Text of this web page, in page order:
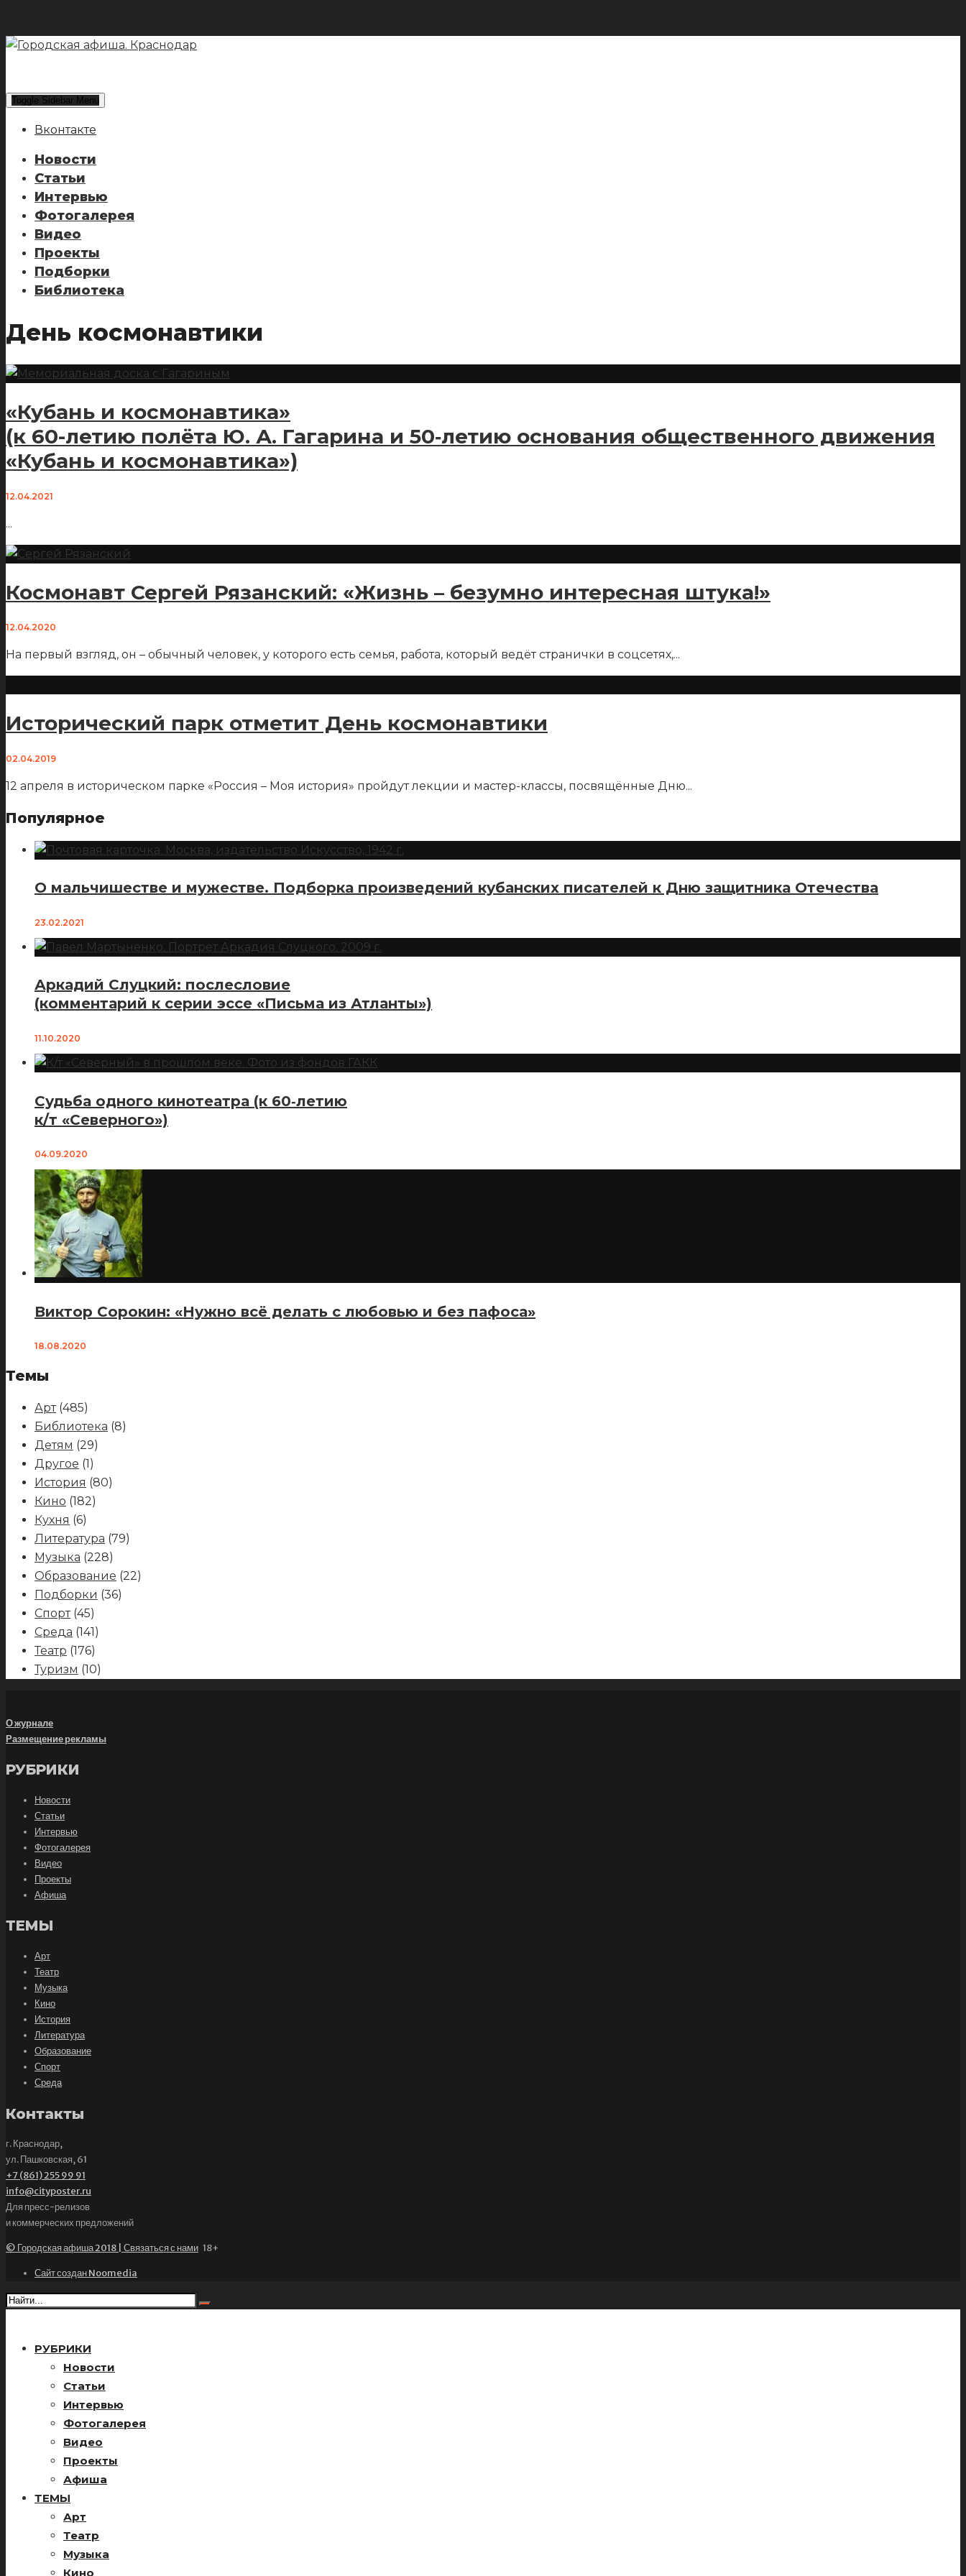
Toggle Sidebar Menu
Вконтакте
Новости
Статьи
Интервью
Фотогалерея
Видео
Проекты
Подборки
Библиотека
День космонавтики
«Кубань и космонавтика»
(к 60-летию полёта Ю. А. Гагарина и 50‑летию основания общественного движения
«Кубань и космонавтика»)
12.04.2021
...
Космонавт Сергей Рязанский: «Жизнь – безумно интересная штука!»
12.04.2020
На первый взгляд, он – обычный человек, у которого есть семья, работа, который ведёт странички в соцсетях,...
Исторический парк отметит День космонавтики
02.04.2019
12 апреля в историческом парке «Россия – Моя история» пройдут лекции и мастер-классы, посвящённые Дню...
Популярное
О мальчишестве и мужестве. Подборка произведений кубанских писателей к Дню защитника Отечества
23.02.2021
Аркадий Слуцкий: послесловие
(комментарий к серии эссе «Письма из Атланты»)
11.10.2020
Судьба одного кинотеатра (к 60‑летию
к/т «Северного»)
04.09.2020
Виктор Сорокин: «Нужно всё делать с любовью и без пафоса»
18.08.2020
Темы
Арт(485)
Библиотека (8)
Детям (29)
Другое (1)
История (80)
Кино (182)
Кухня (6)
Литература (79)
Музыка (228)
Образование (22)
Подборки (36)
Спорт(45)
Среда (141)
Театр (176)
Туризм (10)
О журнале
Размещение рекламы
РУБРИКИ
Новости
Статьи
Интервью
Фотогалерея
Видео
Проекты
Афиша
ТЕМЫ
Арт
Театр
Музыка
Кино
История
Литература
Образование
Спорт
Среда
Контакты
г. Краснодар,
ул. Пашковская, 61
+7 (861) 255 99 91
info@cityposter.ru
Для пресс-релизов
и коммерческих предложений
© Городская афиша 2018 | Связаться с нами 18+
Сайт создан Noomedia
РУБРИКИ
Новости
Статьи
Интервью
Фотогалерея
Видео
Проекты
Афиша
ТЕМЫ
Арт
Театр
Музыка
Кино